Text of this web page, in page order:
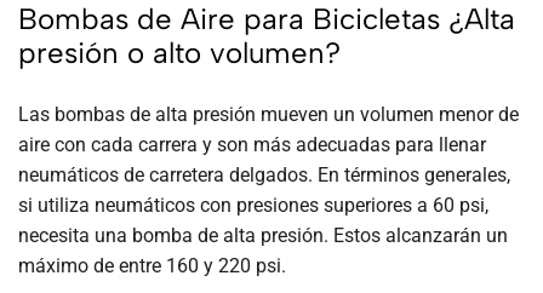
Bombas de Aire para Bicicletas ¿Alta
presión o alto volumen?
Las bombas de alta presión mueven un volumen menor de
aire con cada carrera y son más adecuadas para llenar
neumáticos de carretera delgados. En términos generales,
si utiliza neumáticos con presiones superiores a 60 psi,
necesita una bomba de alta presión. Estos alcanzarán un
máximo de entre 160 y 220 psi.